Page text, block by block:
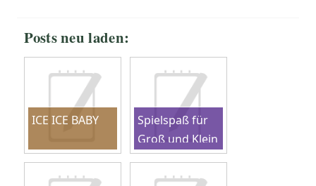
Posts neu laden:
ICE ICE BABY
Spielspaß für
Groß und Klein